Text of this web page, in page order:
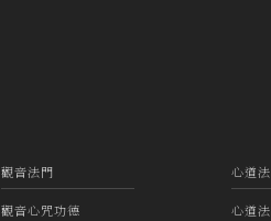
觀音法門
觀音心咒功德
心道
心道